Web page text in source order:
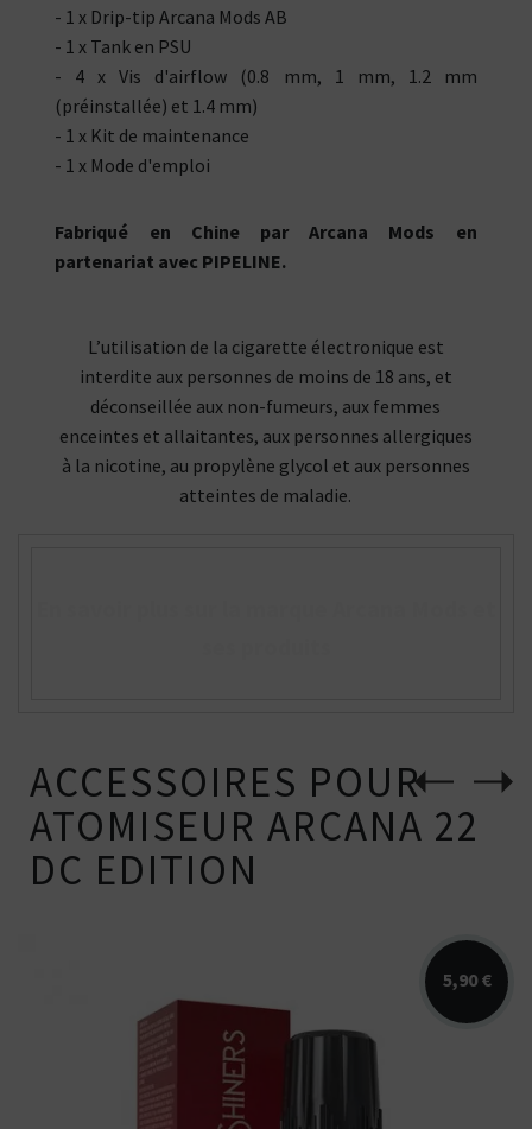
- 1 x Drip-tip Arcana Mods AB
- 1 x Tank en PSU
- 4 x Vis d'airflow (0.8 mm, 1 mm, 1.2 mm
(préinstallée) et 1.4 mm)
- 1 x Kit de maintenance
- 1 x Mode d'emploi
Fabriqué en Chine par Arcana Mods en
partenariat avec PIPELINE.
L’utilisation de la cigarette électronique est
interdite aux personnes de moins de 18 ans, et
déconseillée aux non-fumeurs, aux femmes
enceintes et allaitantes, aux personnes allergiques
à la nicotine, au propylène glycol et aux personnes
atteintes de maladie.
ACCESSOIRES POUR
ATOMISEUR ARCANA 22
DC EDITION
5,90 €